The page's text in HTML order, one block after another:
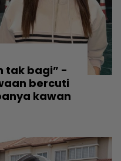
tak bagi” -
bercuti
kawan